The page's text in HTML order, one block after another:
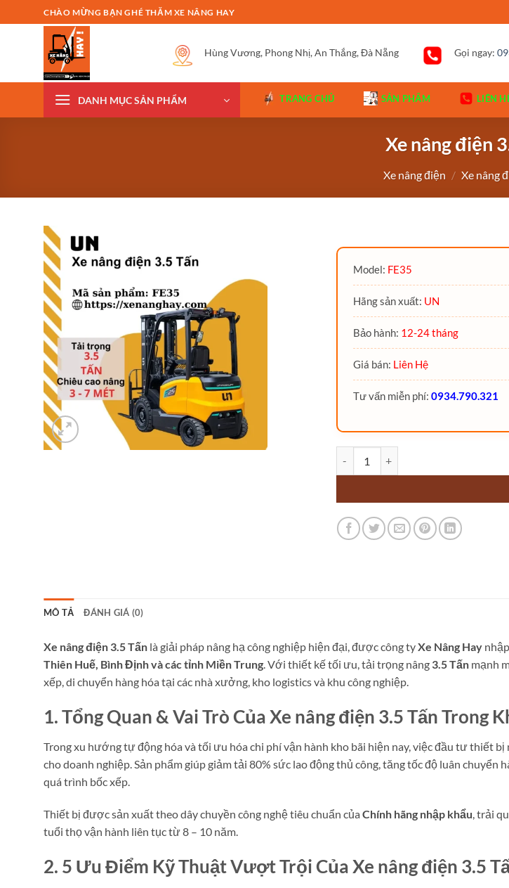
qua
CHÀO MỪNG BẠN GHÉ THĂM XE NÂNG HAY
Hùng Vương, Phong Nhị, An Thắng, Đà Nẵng Gọi ngay:
DANH MỤC SẢN PHẨM TRANG CHỦ SẢN PHẨM LIÊN
Xe nâng điện
Xe nâng điện / Xe nâng
Model: FE35
Hãng sản xuất: UN
Bảo hành: 12-24 tháng
Giá bán: Liên Hệ
Tư vấn miễn phí: 0934.790.321
MÔ TẢ ĐÁNH GIÁ (0)
Xe nâng điện 3.5 Tấn là giải pháp nâng hạ công nghiệp hiện đại, được công tyXe Nâng Hay
Thiên Huế, Bình Định và các tỉnh Miền Trung. Với thiết kế tối ưu, tải trọng nâng 3.5 Tấn mạnh
xếp, di chuyển hàng hóa tại các nhà xưởng, kho logistics và khu công nghiệp.
1. Tổng Quan & Vai Trò Của Xe nâng điện 3.5 Tấn Trong
Trong xu hướng tự động hóa và tối ưu hóa chi phí vận hành kho bãi hiện nay, việc đầu tư thiết
cho doanh nghiệp. Sản phẩm giúp giảm tải 80% sức lao động thủ công, tăng tốc độ luân
quá trình bốc xếp.
Thiết bị được sản xuất theo dây chuyền công nghệ tiêu chuẩn của Chính hãng nhập khẩu, trải
tuổi thọ vận hành liên tục từ 8 – 10 năm.
2. 5 Ưu Điểm Kỹ Thuật Vượt Trội Của Xe nâng điện 3.5